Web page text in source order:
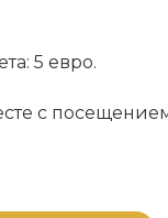
5 евро.
с